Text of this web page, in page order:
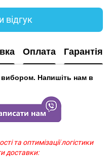
відгук
Оплата Гарантія
Напишіть нам в
та оптимізації логістики
доставки: